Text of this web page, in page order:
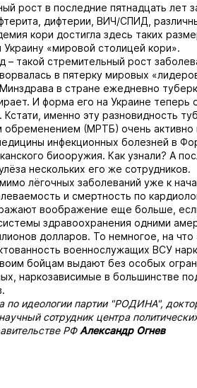
рост в последние пятнадцать лет
дифтерии, ВИЧ/СПИД,
кори достигла здесь таких
«мировой столицей кори».
– такой стремительный рост
в пятерку мировых
в стране ежедневно
И форма его на Украине теперь
Кстати, именно эту разновидность
обременением (МРТБ) очень активно
инфекционных болезней в
биооружия. Как узнали? А
нескольких его же сотрудников.
лёгочных заболеваний уже к
и смертность по
воображение еще больше,
здравоохранения одними
долларов. То немногое, на что
военнослужащих ВСУ
бойцам выдают без особых
наркозависимые в большинстве
по идеологии партии "РОДИНА",
сотрудник центра
РФ Александр Огнев